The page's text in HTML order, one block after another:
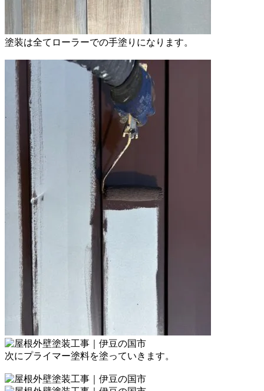
塗装は全てローラーでの手塗りになります。
次にプライマー塗料を塗っていきます。